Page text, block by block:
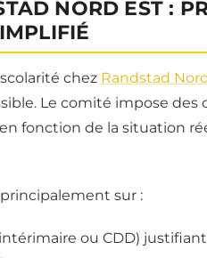
NORD EST :
chez Randstad Nord
Le comité impose des
fonction de la situation
principalement sur :
ou CDD)